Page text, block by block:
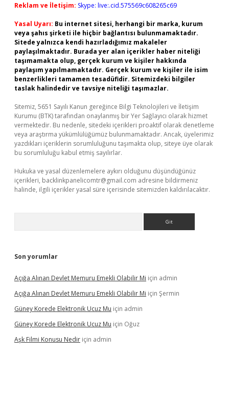
Reklam ve İletişim: Skype: live:.cid.575569c608265c69
Yasal Uyarı: Bu internet sitesi, herhangi bir marka, kurum
veya şahıs şirketi ile hiçbir bağlantısı bulunmamaktadır.
Sitede yalnızca kendi hazırladığımız makaleler
paylaşılmaktadır. Burada yer alan içerikler haber niteliği
taşımamakta olup, gerçek kurum ve kişiler hakkında
paylaşım yapılmamaktadır. Gerçek kurum ve kişiler ile isim
benzerlikleri tamamen tesadüfidir. Sitemizdeki bilgiler
taslak halindedir ve tavsiye niteliği taşımazlar.
Sitemiz, 5651 Sayılı Kanun gereğince Bilgi Teknolojileri ve İletişim
Kurumu (BTK) tarafından onaylanmış bir Yer Sağlayıcı olarak hizmet
vermektedir. Bu nedenle, sitedeki içerikleri proaktif olarak denetleme
veya araştırma yükümlülüğümüz bulunmamaktadır. Ancak, üyelerimiz
yazdıkları içeriklerin sorumluluğunu taşımakta olup, siteye üye olarak
bu sorumluluğu kabul etmiş sayılırlar.
Hukuka ve yasal düzenlemelere aykırı olduğunu düşündüğünüz
içerikleri, backlinkpanelicomtr@gmail.com adresine bildirmeniz
halinde, ilgili içerikler yasal süre içerisinde sitemizden kaldırılacaktır.
Son yorumlar
Açığa Alınan Devlet Memuru Emekli Olabilir Mi için admin
Açığa Alınan Devlet Memuru Emekli Olabilir Mi için Şermin
Güney Korede Elektronik Ucuz Mu için admin
Güney Korede Elektronik Ucuz Mu için Oğuz
Aşk Filmi Konusu Nedir için admin